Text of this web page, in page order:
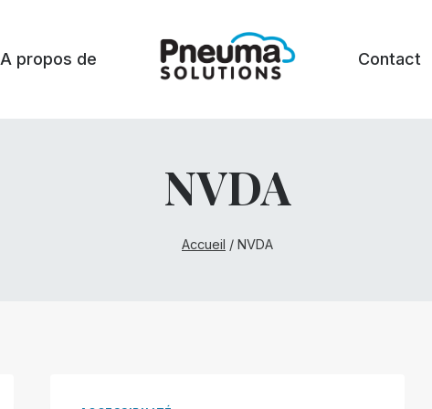
A propos de Contact
NVDA
Accueil / NVDA